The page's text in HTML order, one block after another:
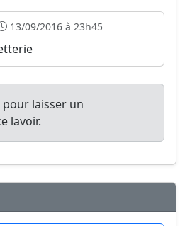
13/09/2016 à 23h45
pour laisser un
lavoir.